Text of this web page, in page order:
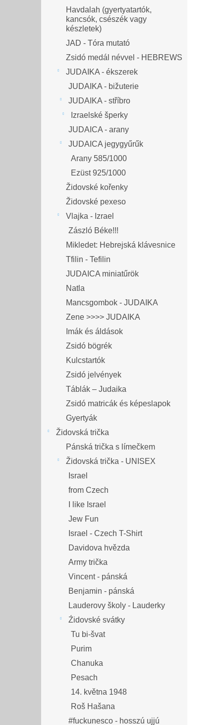
Havdalah (gyertyatartók,
kancsók, csészék vagy
készletek)
JAD - Tóra mutató
Zsidó medál névvel - HEBREWS
JUDAIKA - ékszerek
JUDAIKA - bižuterie
JUDAIKA - stříbro
Izraelské šperky
JUDAICA - arany
JUDAICA jegygyűrűk
Arany 585/1000
Ezüst 925/1000
Židovské kořenky
Židovské pexeso
Vlajka - Izrael
Zászló Béke!!!
Mikledet: Hebrejská klávesnice
Tfilin - Tefilin
JUDAICA miniatűrök
Natla
Mancsgombok - JUDAIKA
Zene >>>> JUDAIKA
Imák és áldások
Zsidó bögrék
Kulcstartók
Zsidó jelvények
Táblák – Judaika
Zsidó matricák és képeslapok
Gyertyák
Židovská trička
Pánská trička s límečkem
Židovská trička - UNISEX
Israel
from Czech
I like Israel
Jew Fun
Israel - Czech T-Shirt
Davidova hvězda
Army trička
Vincent - pánská
Benjamin - pánská
Lauderovy školy - Lauderky
Źidovské svátky
Tu bi-švat
Purim
Chanuka
Pesach
14. května 1948
Roš Hašana
#fuckunesco - hosszú ujjú